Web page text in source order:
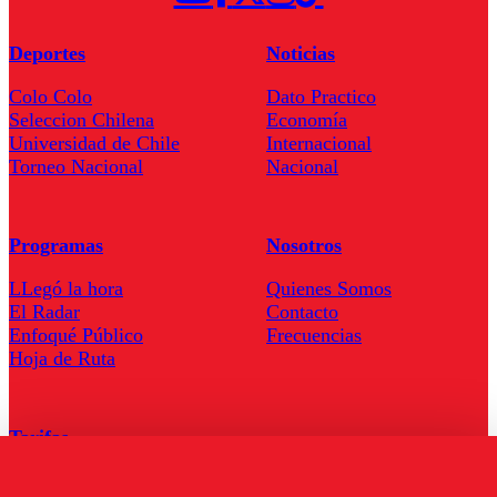
Deportes
Colo Colo
Seleccion Chilena
Universidad de Chile
Torneo Nacional
Noticias
Dato Practico
Economía
Internacional
Nacional
Programas
LLegó la hora
El Radar
Enfoqué Público
Hoja de Ruta
Nosotros
Quienes Somos
Contacto
Frecuencias
Tarifas